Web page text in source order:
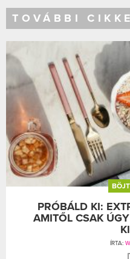
TOVÁBBI
BÖJT
PRÓBÁLD KI:
AMITŐL CSAK
ÍRTA: